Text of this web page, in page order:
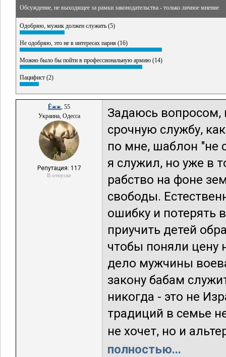
Обсуждение, не выходящее за рамки законодательства - только личное мнение
Одобряю, мужик должен служить (5)
Не одобряю, это не в интересах парня (16)
Можно было бы пойти в профессиональную армию (14)
Пацифист (2)
Ёжж, 55
Украина, Одесса
Репутация: 117
В отпуске
Задаюсь вопросом,
срочную службу,
по мне, шаблон "не
я служил, но уже в
рабство на фоне
свободы.
ошибку и потерять
приучить детей
чтобы поняли
дело мужчины
закону бабам
никогда - это не
традиций в семье
не хочет, но и
полностью...